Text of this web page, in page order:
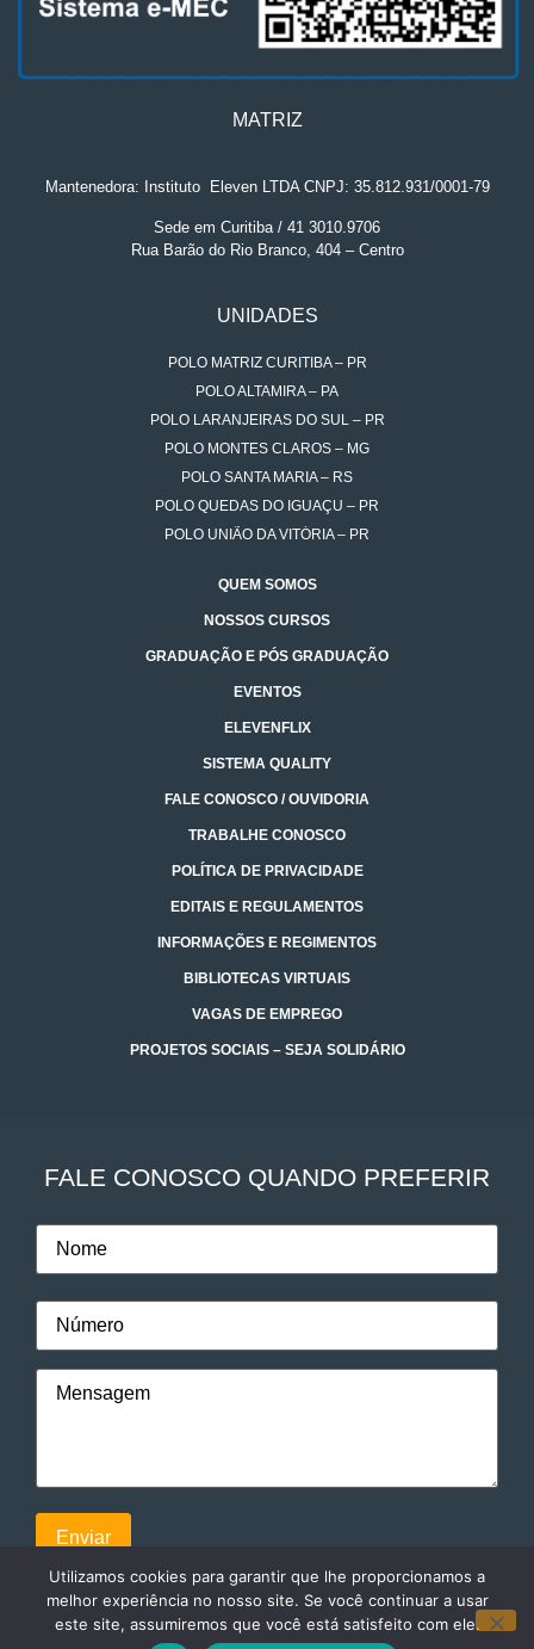
MATRIZ
Mantenedora: Instituto. Eleven LTDA CNPJ: 35.812.931/0001-79
Sede em Curitiba / 41 3010.9706
Rua Barão do Rio Branco, 404 – Centro
UNIDADES
POLO MATRIZ CURITIBA – PR
POLO ALTAMIRA – PA
POLO LARANJEIRAS DO SUL – PR
POLO MONTES CLAROS – MG
POLO SANTA MARIA – RS
POLO QUEDAS DO IGUAÇU – PR
POLO UNIÃO DA VITÓRIA – PR
QUEM SOMOS
NOSSOS CURSOS
GRADUAÇÃO E PÓS GRADUAÇÃO
EVENTOS
ELEVENFLIX
SISTEMA QUALITY
FALE CONOSCO / OUVIDORIA
TRABALHE CONOSCO
POLÍTICA DE PRIVACIDADE
EDITAIS E REGULAMENTOS
INFORMAÇÕES E REGIMENTOS
BIBLIOTECAS VIRTUAIS
VAGAS DE EMPREGO
PROJETOS SOCIAIS – SEJA SOLIDÁRIO
FALE CONOSCO QUANDO PREFERIR
Utilizamos cookies para garantir que lhe proporcionamos a
melhor experiência no nosso site. Se você continuar a usar
este site, assumiremos que você está satisfeito com ele.